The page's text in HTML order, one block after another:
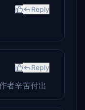
Reply
Reply
者辛苦付出